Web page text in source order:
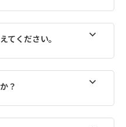
てください。
？